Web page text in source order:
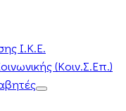
Ι.Κ.Ε.
(Κοιν.Σ.Επ.)